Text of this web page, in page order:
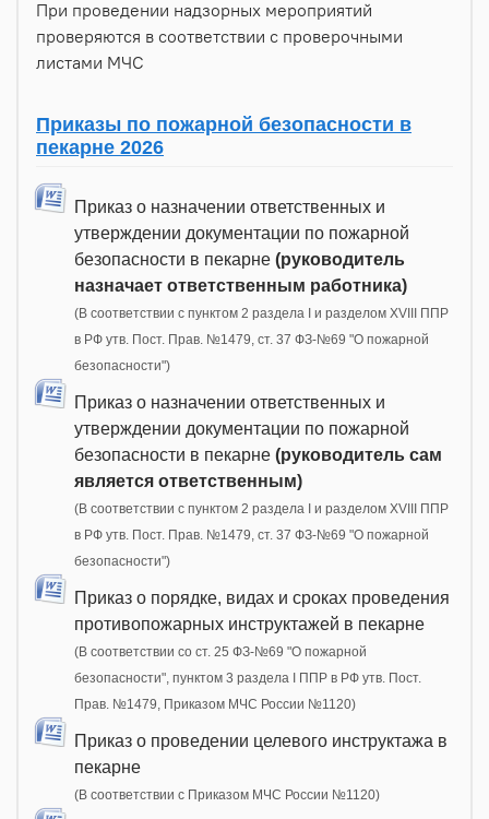
При проведении надзорных мероприятий
проверяются в соответствии с проверочными
листами МЧС
Приказы по пожарной безопасности в
пекарне 2026
Приказ о назначении ответственных и
утверждении документации по пожарной
безопасности в пекарне (руководитель
назначает ответственным работника)
(В соответствии с пунктом 2 раздела I и разделом XVIII ППР
в РФ утв. Пост. Прав. №1479, ст. 37 ФЗ-№69 "О пожарной
безопасности")
Приказ о назначении ответственных и
утверждении документации по пожарной
безопасности в пекарне (руководитель сам
является ответственным)
(В соответствии с пунктом 2 раздела I и разделом XVIII ППР
в РФ утв. Пост. Прав. №1479, ст. 37 ФЗ-№69 "О пожарной
безопасности")
Приказ о порядке, видах и сроках проведения
противопожарных инструктажей в пекарне
(В соответствии со ст. 25 ФЗ-№69 "О пожарной
безопасности", пунктом 3 раздела I ППР в РФ утв. Пост.
Прав. №1479, Приказом МЧС России №1120)
Приказ о проведении целевого инструктажа в
пекарне
(В соответствии с Приказом МЧС России №1120)